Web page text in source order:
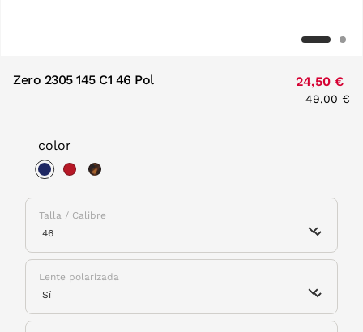
Zero 2305 145 C1 46 Pol 24,50 €
Price
49,00 €
color
Talla / Calibre
Lente polarizada